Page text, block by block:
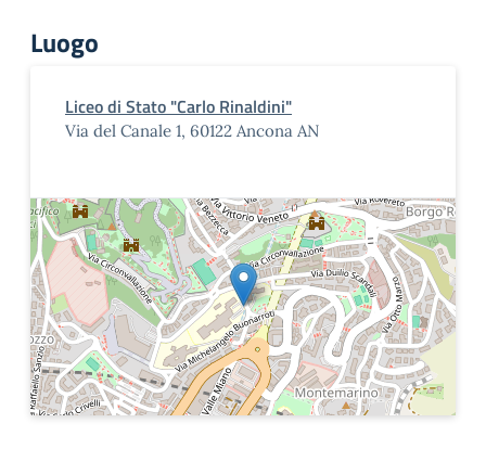
Luogo
Liceo di Stato "Carlo Rinaldini"
Via del Canale 1, 60122 Ancona AN